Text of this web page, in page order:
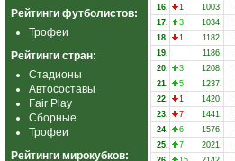
Рейтинги футболистов:
Трофеи
Рейтинги стран:
Стадионы
Автосоставы
Fair Play
Сборные
Трофеи
Рейтинги мирокубков:
16. 1 1003.
17. 3 1034.
18. 1 1182.
19. 1186.
20. 3 1208.
21. 5 1237.
22. 1 1420.
23. 7 1441.
24. 6 1576.
25. 7 2021.